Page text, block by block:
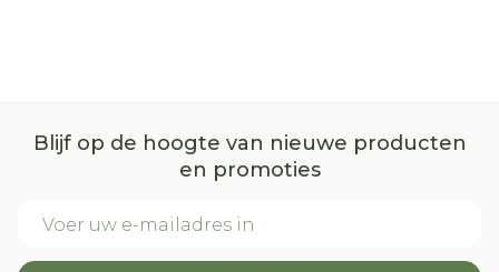
Blijf op de hoogte van nieuwe producten
en promoties